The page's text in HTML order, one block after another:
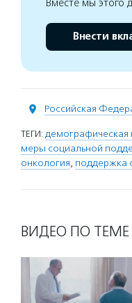
Вместе мы этого
Внести
Российская
ТЕГИ: демографическая
меры социальной
онкология, поддержка
ВИДЕО ПО ТЕМЕ